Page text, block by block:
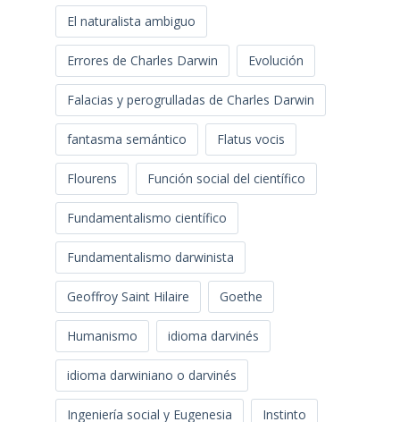
El naturalista ambiguo
Errores de Charles Darwin Evolución
Falacias y perogrulladas de Charles Darwin
fantasma semántico Flatus vocis
Flourens Función social del científico
Fundamentalismo científico
Fundamentalismo darwinista
Geoffroy Saint Hilaire Goethe
Humanismo idioma darvinés
idioma darwiniano o darvinés
Ingeniería social y Eugenesia Instinto